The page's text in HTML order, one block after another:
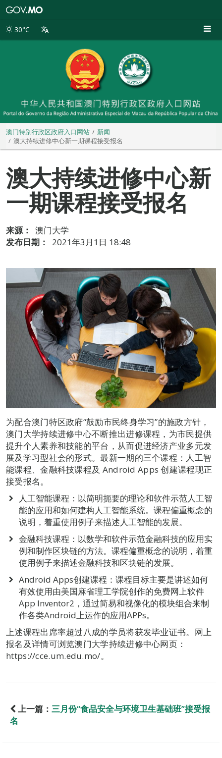
别
30°C
澳门特别行政区政府入口网站
新闻
澳大持续进修中心新一期课程接受报名
澳大持续进修中心新
一期课程接受报名
来源：
澳门大学
发布日期：
2021年3月1日 18:48
为配合澳门特区政府“鼓励市民终身学习”的施政方针，
澳门大学持续进修中心不断推出进修课程，为市民提供
提升个人素养和技能的平台，从而促进经济产业多元发
展及学习型社会的形式。最新一期的三个课程：人工智
能课程、金融科技课程及 Android Apps 创建课程现正
接受报名。
人工智能课程：以简明扼要的理论和软件示范人工智
能的应用和如何建构人工智能系统。课程偏重概念的
说明，着重使用例子来描述人工智能的发展。
金融科技课程：以数学和软件示范金融科技的应用实
例和制作区块链的方法。课程偏重概念的说明，着重
使用例子来描述金融科技和区块链的发展。
Android Apps创建课程：课程目标主要是讲述如何
有效使用由美国麻省理工学院创作的免费网上软件
App Inventor2，通过简易和视像化的模块组合来制
作各类Android上运作的应用APPs。
上述课程出席率超过八成的学员将获发毕业证书。网上
报名及详情可浏览澳门大学持续进修中心网页：
https://cce.um.edu.mo/。
上一篇： 三月份“食品安全与环境卫生基础班”接受报
名